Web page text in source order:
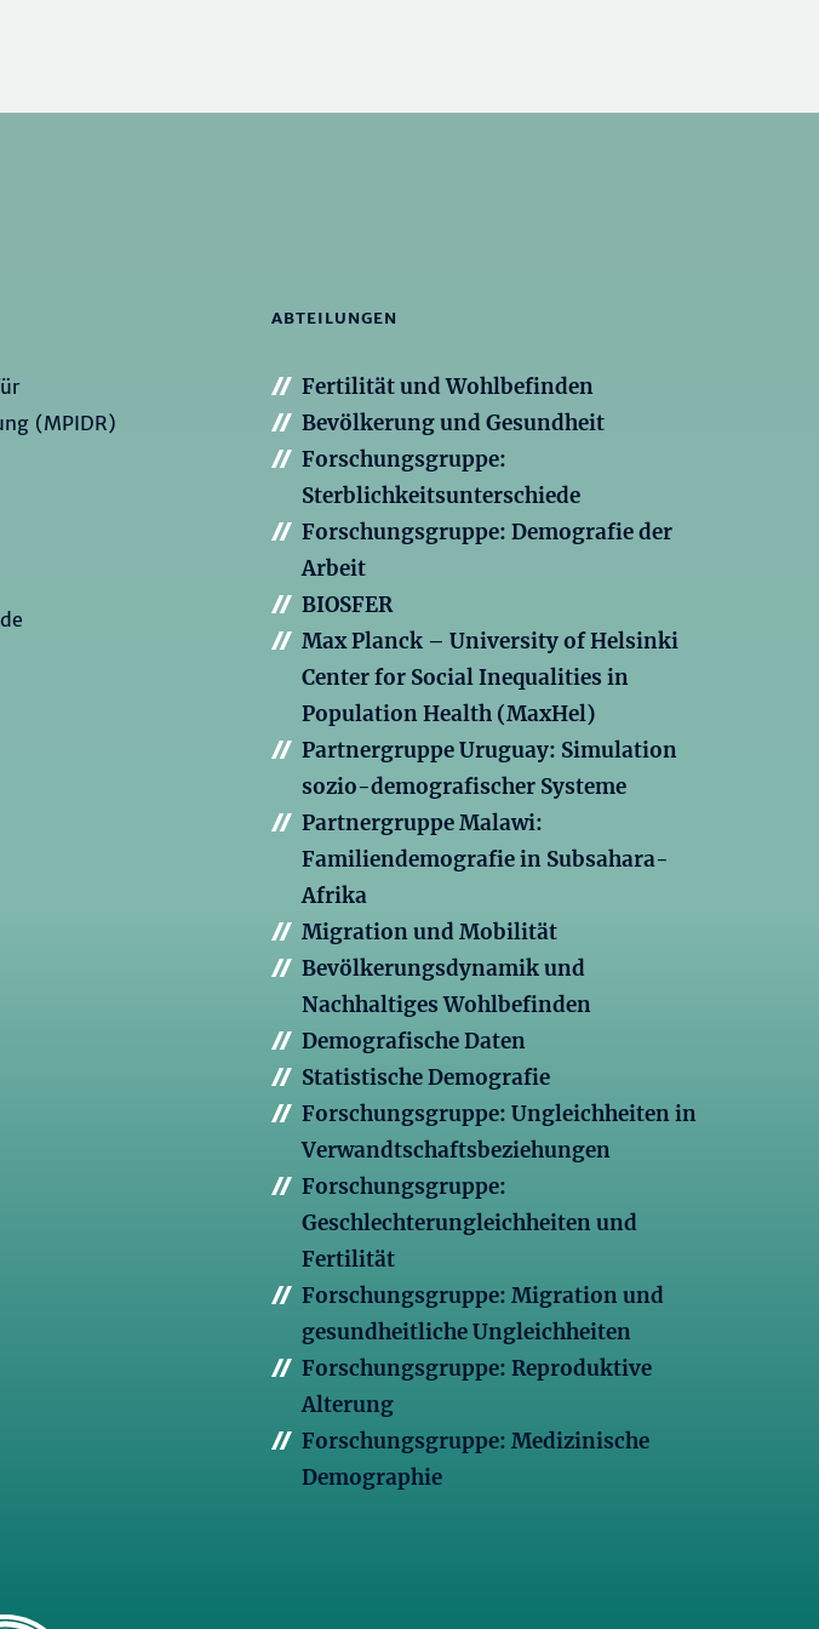
(MPIDR)
ABTEILUNGEN
Fertilität und Wohlbefinden
Bevölkerung und Gesundheit
Forschungsgruppe:
Sterblichkeitsunterschiede
Forschungsgruppe: Demografie der
Arbeit
BIOSFER
Max Planck – University of Helsinki
Center for Social Inequalities in
Population Health (MaxHel)
Partnergruppe Uruguay: Simulation
sozio-demografischer Systeme
Partnergruppe Malawi:
Familiendemografie in Subsahara-
Afrika
Migration und Mobilität
Bevölkerungsdynamik und
Nachhaltiges Wohlbefinden
Demografische Daten
Statistische Demografie
Forschungsgruppe: Ungleichheiten in
Verwandtschaftsbeziehungen
Forschungsgruppe:
Geschlechterungleichheiten und
Fertilität
Forschungsgruppe: Migration und
gesundheitliche Ungleichheiten
Forschungsgruppe: Reproduktive
Alterung
Forschungsgruppe: Medizinische
Demographie